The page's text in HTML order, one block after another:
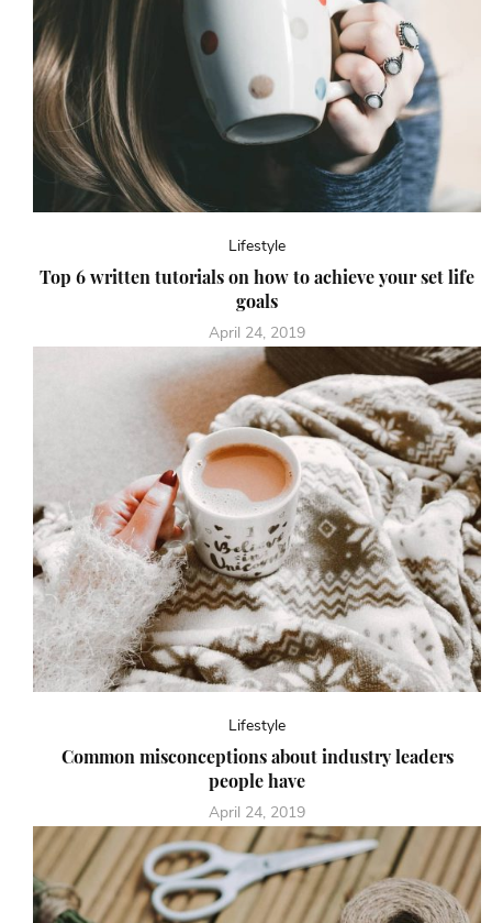
Lifestyle
Top 6 written tutorials on how to achieve your set life
goals
April 24, 2019
Lifestyle
Common misconceptions about industry leaders
people have
April 24, 2019